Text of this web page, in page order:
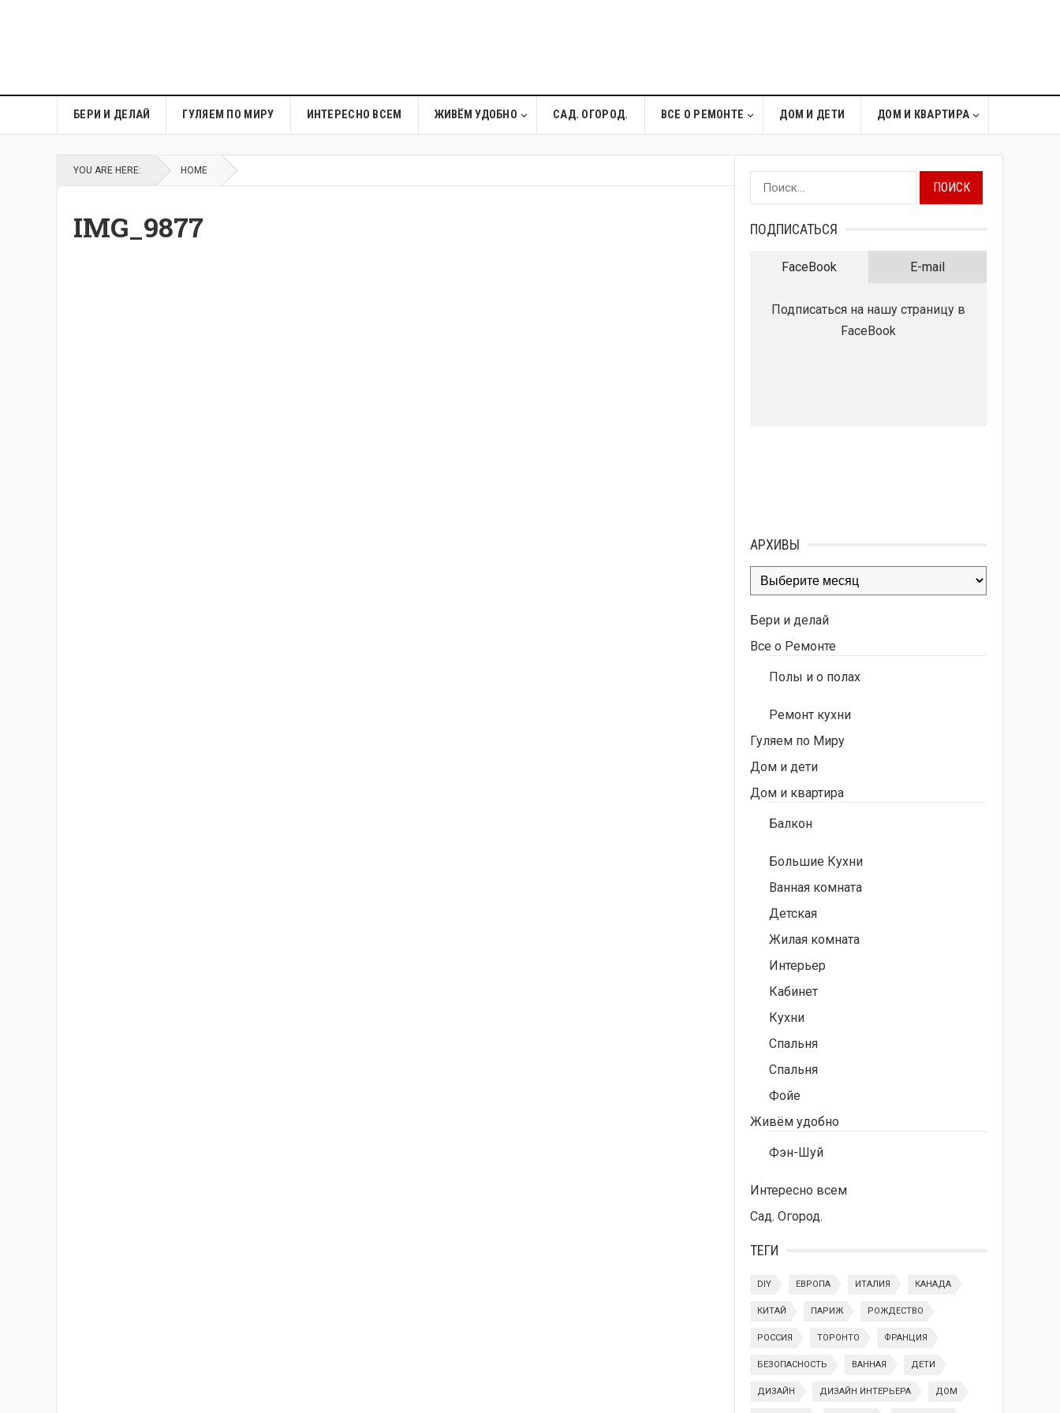
БЕРИ И ДЕЛАЙ ГУЛЯЕМ ПО МИРУ ИНТЕРЕСНО ВСЕМ ЖИВЁМ УДОБНО САД. ОГОРОД. ВСЕ О РЕМОНТЕ ДОМ И ДЕТИ ДОМ И КВАРТИРА
YOU ARE HERE: HOME
IMG_9877
Найти:
ПОДПИСАТЬСЯ
FaceBook E-mail
Подписаться на нашу страницу в
FaceBook
АРХИВЫ
Архивы
Бери и делай
Все о Ремонте
Полы и о полах
Ремонт кухни
Гуляем по Миру
Дом и дети
Дом и квартира
Балкон
Большие Кухни
Ванная комната
Детская
Жилая комната
Интерьер
Кабинет
Кухни
Спальня
Спальня
Фойе
Живём удобно
Фэн-Шуй
Интересно всем
Сад. Огород.
ТЕГИ
DIY ЕВРОПА ИТАЛИЯ КАНАДА
КИТАЙ ПАРИЖ РОЖДЕСТВО
РОССИЯ ТОРОНТО ФРАНЦИЯ
БЕЗОПАСНОСТЬ ВАННАЯ ДЕТИ
ДИЗАЙН ДИЗАЙН ИНТЕРЬЕРА ДОМ